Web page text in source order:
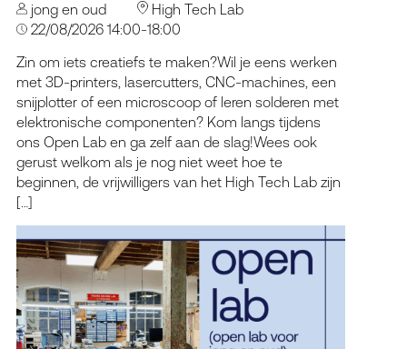
jong en oud
High Tech Lab
22/08/2026 14:00-18:00
Zin om iets creatiefs te maken?Wil je eens werken
met 3D-printers, lasercutters, CNC-machines, een
snijplotter of een microscoop of leren solderen met
elektronische componenten? Kom langs tijdens
ons Open Lab en ga zelf aan de slag!Wees ook
gerust welkom als je nog niet weet hoe te
beginnen, de vrijwilligers van het High Tech Lab zijn
[…]